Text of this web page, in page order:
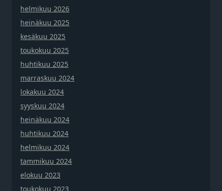
helmikuu 2026
heinäkuu 2025
kesäkuu 2025
toukokuu 2025
huhtikuu 2025
marraskuu 2024
lokakuu 2024
syyskuu 2024
heinäkuu 2024
huhtikuu 2024
helmikuu 2024
tammikuu 2024
elokuu 2023
toukokuu 2023